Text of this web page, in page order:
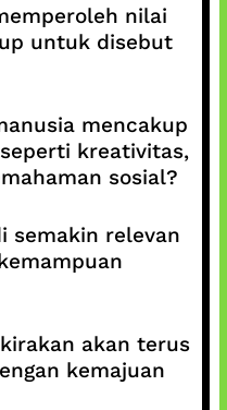
nilai
untuk disebut
mencakup
kreativitas,
sosial?
semakin relevan
akan terus
kemajuan